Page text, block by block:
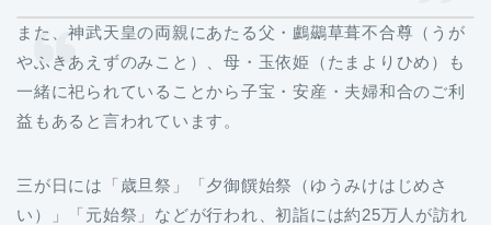
また、神武天皇の両親にあたる父・鸕鷀草葺不合尊（うが
やふきあえずのみこと）、母・玉依姫（たまよりひめ）も
一緒に祀られていることから子宝・安産・夫婦和合のご利
益もあると言われています。
三が日には「歳旦祭」「夕御饌始祭（ゆうみけはじめさ
い）」「元始祭」などが行われ、初詣には約25万人が訪れ